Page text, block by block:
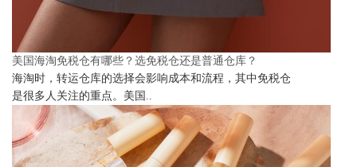
美国海淘免税仓有哪些？选免税仓还是普通仓库？
海淘时，转运仓库的选择会影响成本和流程，其中免税仓
是很多人关注的重点。美国..